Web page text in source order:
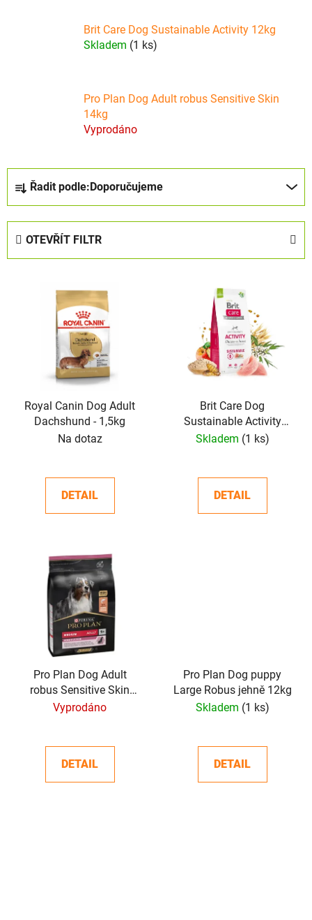
Brit Care Dog Sustainable Activity 12kg
Skladem (1 ks)
Pro Plan Dog Adult robus Sensitive Skin
14kg
Vyprodáno
Ř
a
z
e
n
Řadit podle: Doporučujeme
OTEVŘÍT FILTR
Royal Canin Dog Adult
Dachshund - 1,5kg
Na dotaz
DETAIL
Brit Care Dog
Sustainable Activity
12kg
Skladem (1 ks)
DETAIL
Pro Plan Dog Adult
robus Sensitive Skin
14kg
Vyprodáno
DETAIL
Pro Plan Dog puppy
Large Robus jehně 12kg
Skladem (1 ks)
DETAIL